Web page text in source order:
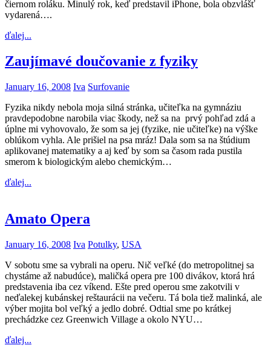
čiernom roláku. Minulý rok, keď predstavil iPhone, bola obzvlášť
vydarená….
ďalej...
Zaujímavé doučovanie z fyziky
January 16, 2008 Iva Surfovanie
Fyzika nikdy nebola moja silná stránka, učiteľka na gymnáziu
pravdepodobne narobila viac škody, než sa na prvý pohľad zdá a
úplne mi vyhovovalo, že som sa jej (fyzike, nie učiteľke) na výške
oblúkom vyhla. Ale prišiel na psa mráz! Dala som sa na štúdium
aplikovanej matematiky a aj keď by som sa časom rada pustila
smerom k biologickým alebo chemickým…
ďalej...
Amato Opera
January 16, 2008 Iva Potulky, USA
V sobotu sme sa vybrali na operu. Nič veľké (do metropolitnej sa
chystáme až nabudúce), maličká opera pre 100 divákov, ktorá hrá
predstavenia iba cez víkend. Ešte pred operou sme zakotvili v
neďalekej kubánskej reštaurácii na večeru. Tá bola tiež malinká, ale
výber mojita bol veľký a jedlo dobré. Odtial sme po krátkej
prechádzke cez Greenwich Village a okolo NYU…
ďalej...